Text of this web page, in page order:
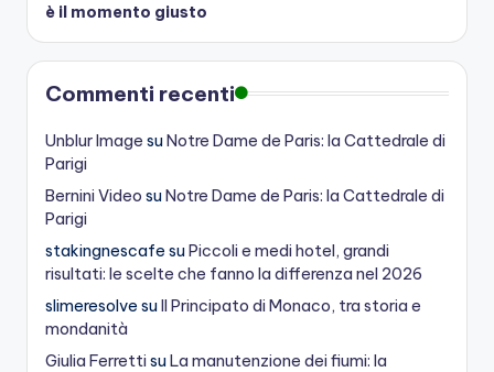
è il momento giusto
Commenti recenti
Unblur Image suNotre Dame de Paris: la Cattedrale di
Parigi
Bernini Video suNotre Dame de Paris: la Cattedrale di
Parigi
stakingnescafe suPiccoli e medi hotel, grandi
risultati: le scelte che fanno la differenza nel 2026
slimeresolve suIl Principato di Monaco, tra storia e
mondanità
Giulia Ferretti suLa manutenzione dei fiumi: la